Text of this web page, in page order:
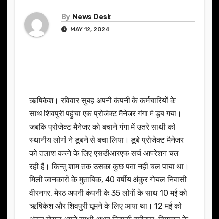
By News Desk
MAY 12, 2024
ऋषिकेश। रविवार सुबह अपनी कंपनी के कर्मचारियों के
साथ शिवपुरी पहुंचा एक प्रोजेक्ट मैनेजर गंगा में डूब गया।
जबकि प्रोजेक्ट मैनेजर को बचाने गंगा में उतरे साथी को
स्थानीय लोगों ने डूबने से बचा लिया। डूबे प्रोजेक्ट मैनेजर
को तलाश करने के लिए एसडीआरएफ सर्च आपरेशन चल
रही है। किन्तु शाम तक उसका कुछ पता नही चल पाया था।
मिली जानकारी के मुताबिक, 40 वर्षीय अंकुर गोयल निवासी
वीरनगर, मेरठ अपनी कंपनी के 35 लोगों के साथ 10 मई को
ऋषिकेश और शिवपुरी घूमने के लिए आया था। 12 मई को